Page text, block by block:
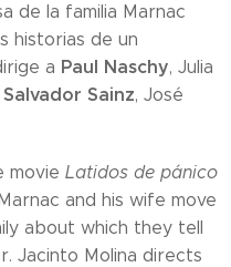
de la familia Marnac
historias de un
a Paul Naschy, Julia
Salvador Sainz, José
movie Latidos de pánico
and his wife move
about which they tell
Jacinto Molina directs